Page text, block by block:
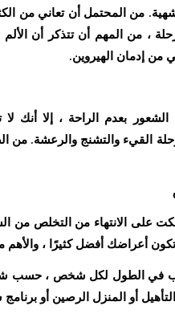
من المحتمل أن تعاني من
، من المهم أن تتذكر أن الألم
من إدمان الهيروين.
بعدم الراحة ، إلا أنك لا
القيء والتشنج والرعشة. من
على الانتهاء من التخلص من
أعراضك أفضل كثيرًا ،
في الطول لكل شخص ، حسب شدة
أو المنزل الرصين أو